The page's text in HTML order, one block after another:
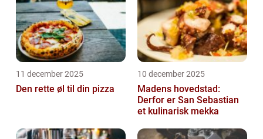
lækker aftensma...
11 december 2025
Den rette øl til din pizza
10 december 2025
Madens hovedstad:
Derfor er San Sebastian
et kulinarisk mekka